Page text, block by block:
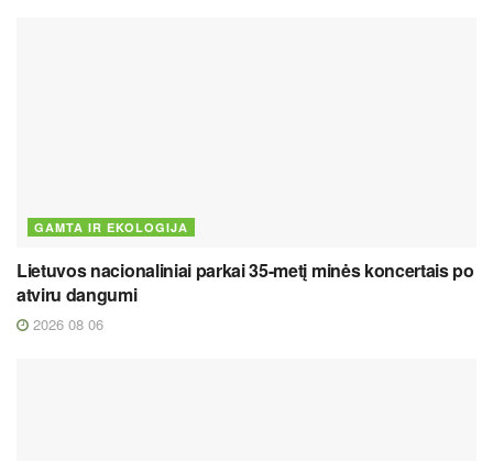
GAMTA IR EKOLOGIJA
Lietuvos nacionaliniai parkai 35-metį minės koncertais po
atviru dangumi
2026 08 06